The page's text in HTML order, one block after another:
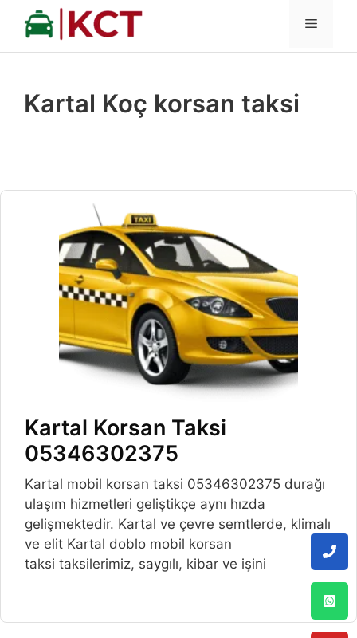
İçeriğe
MENÜ
Kartal Koç korsan taksi
Kartal Korsan Taksi
05346302375
Kartal mobil korsan taksi 05346302375 durağı
ulaşım hizmetleri geliştikçe aynı hızda
gelişmektedir. Kartal ve çevre semtlerde, klimalı
ve elit Kartal doblo mobil korsan
taksi taksilerimiz, saygılı, kibar ve işini